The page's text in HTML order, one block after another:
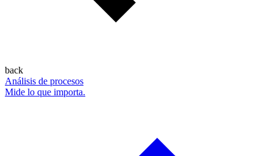
back
Análisis de procesos
Mide lo que importa.